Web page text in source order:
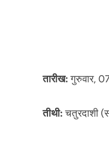
तारीख: गुरुवार,
तीथी: चतुरदाशी